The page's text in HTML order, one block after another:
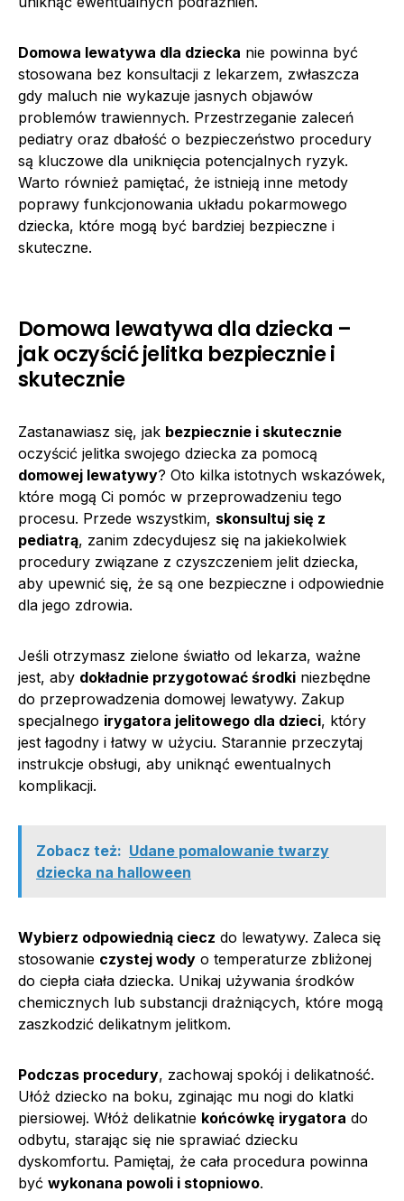
Domowa lewatywa dla dziecka nie powinna być
stosowana bez konsultacji z lekarzem, zwłaszcza
gdy maluch nie wykazuje jasnych objawów
problemów trawiennych. Przestrzeganie zaleceń
pediatry oraz dbałość o bezpieczeństwo procedury
są kluczowe dla uniknięcia potencjalnych ryzyk.
Warto również pamiętać, że istnieją inne metody
poprawy funkcjonowania układu pokarmowego
dziecka, które mogą być bardziej bezpieczne i
skuteczne.
Domowa lewatywa dla dziecka –
jak oczyścić jelitka bezpiecznie i
skutecznie
Zastanawiasz się, jak bezpiecznie i skutecznie
oczyścić jelitka swojego dziecka za pomocą
domowej lewatywy? Oto kilka istotnych wskazówek,
które mogą Ci pomóc w przeprowadzeniu tego
procesu. Przede wszystkim, skonsultuj się z
pediatrą, zanim zdecydujesz się na jakiekolwiek
procedury związane z czyszczeniem jelit dziecka,
aby upewnić się, że są one bezpieczne i odpowiednie
dla jego zdrowia.
Jeśli otrzymasz zielone światło od lekarza, ważne
jest, aby dokładnie przygotować środki niezbędne
do przeprowadzenia domowej lewatywy. Zakup
specjalnego irygatora jelitowego dla dzieci, który
jest łagodny i łatwy w użyciu. Starannie przeczytaj
instrukcje obsługi, aby uniknąć ewentualnych
komplikacji.
Zobacz też: Udane pomalowanie twarzy
dziecka na halloween
Wybierz odpowiednią ciecz do lewatywy. Zaleca się
stosowanie czystej wody o temperaturze zbliżonej
do ciepła ciała dziecka. Unikaj używania środków
chemicznych lub substancji drażniących, które mogą
zaszkodzić delikatnym jelitkom.
Podczas procedury, zachowaj spokój i delikatność.
Ułóż dziecko na boku, zginając mu nogi do klatki
piersiowej. Włóż delikatnie końcówkę irygatora do
odbytu, starając się nie sprawiać dziecku
dyskomfortu. Pamiętaj, że cała procedura powinna
być wykonana powoli i stopniowo.